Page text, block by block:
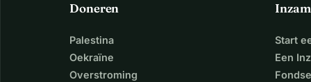
Doneren
Palestina
Oekraïne
Overstroming
Start
Een